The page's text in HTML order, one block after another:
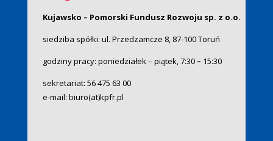
Kujawsko – Pomorski Fundusz Rozwoju sp. z o.o.
siedziba spółki: ul. Przedzamcze 8, 87-100 Toruń
godziny pracy: poniedziałek – piątek, 7:30– 15:30
sekretariat: 56 475 63 00
e-mail: biuro(at)kpfr.pl